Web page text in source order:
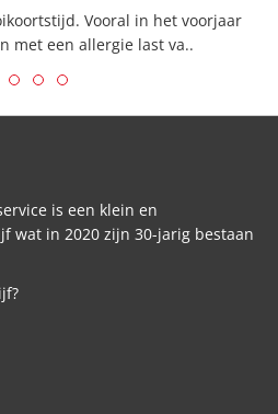
Vooral in het voorjaar
met een allergie last va..
is een klein en
wat in 2020 zijn 30-jarig bestaan